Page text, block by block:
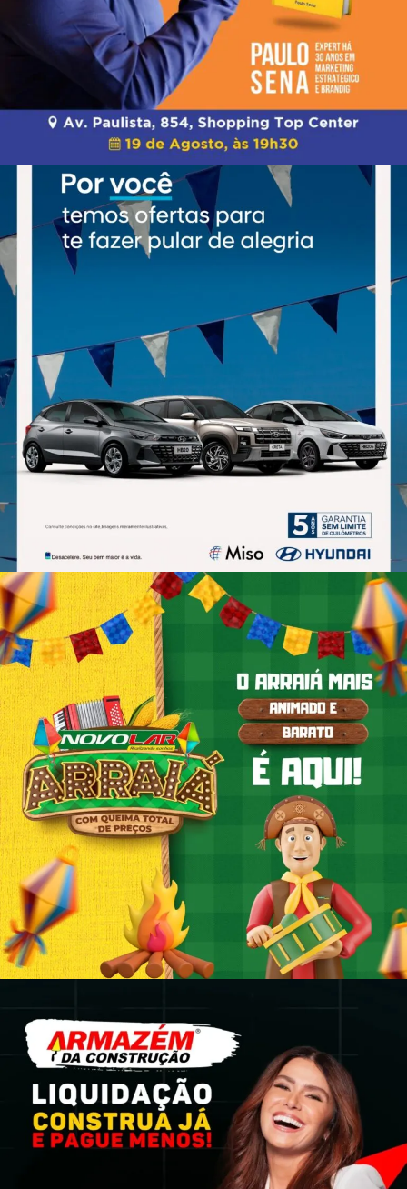
CAMPANHA DE LANÇAMENTO DO LIVRO
EM SÃO PAULO
OFERTAS
CAMPANHA PUBLICITÁRIA 360
ARRAIÁ QUIEIMA TOTAL DE PREÇO